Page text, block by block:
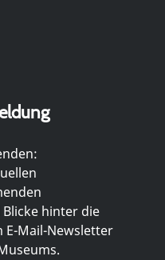
hinter die
E-Mail-Newsletter